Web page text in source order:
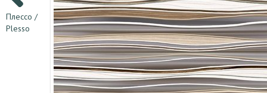
Плессо /
Plesso